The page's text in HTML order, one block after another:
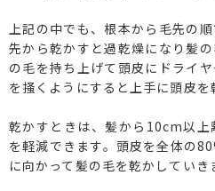
上記の中でも、根本から毛先の
先から乾かすと過乾燥になり髪
の毛を持ち上げて頭皮にドライ
を掻くようにすると上手に頭皮を
乾かすときは、髪から10cm以
を軽減できます。頭皮を全体の
に向かって髪の毛を乾かしていき